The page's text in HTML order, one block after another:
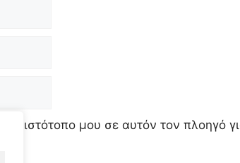
ιστότοπο μου σε αυτόν τον πλοηγό